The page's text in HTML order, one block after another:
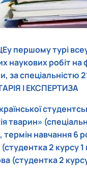
першому турі
наукових робіт на
за спеціальністю
І ЕКСПЕРТИЗА
тварин»
навчання 6
2 курсу 1
(студентка 2